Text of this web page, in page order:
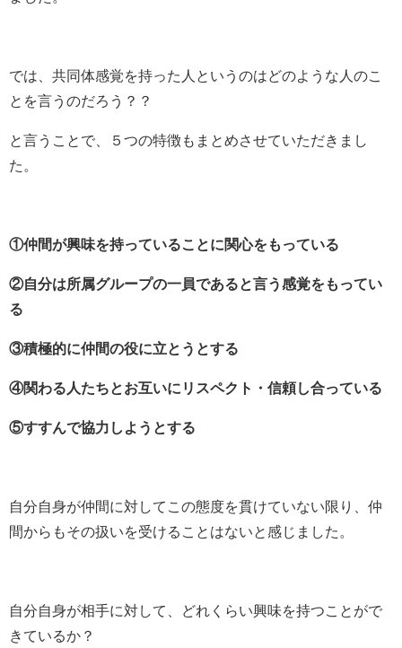
では、共同体感覚を持った人というのはどのような人のこ
とを言うのだろう？？
と言うことで、５つの特徴もまとめさせていただきまし
た。
①仲間が興味を持っていることに関心をもっている
②自分は所属グループの一員であると言う感覚をもってい
る
③積極的に仲間の役に立とうとする
④関わる人たちとお互いにリスペクト・信頼し合っている
⑤すすんで協力しようとする
自分自身が仲間に対してこの態度を貫けていない限り、仲
間からもその扱いを受けることはないと感じました。
自分自身が相手に対して、どれくらい興味を持つことがで
きているか？